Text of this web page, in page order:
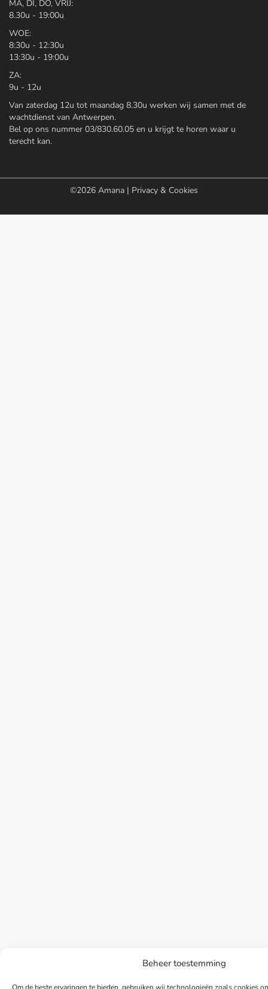
Beheer toestemming
MA, DI, DO, VRIJ:
8.30u - 19:00u
WOE:
8:30u - 12:30u
13:30u - 19:00u
ZA:
9u - 12u
Van zaterdag 12u tot maandag 8.30u werken wij samen met de
wachtdienst van Antwerpen.
Bel op ons nummer 03/830.60.05 en u krijgt te horen waar u
terecht kan.
©2026 Amana | Privacy & Cookies